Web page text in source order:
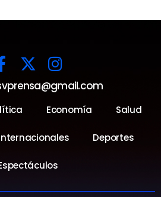
Economía Salud
Deportes